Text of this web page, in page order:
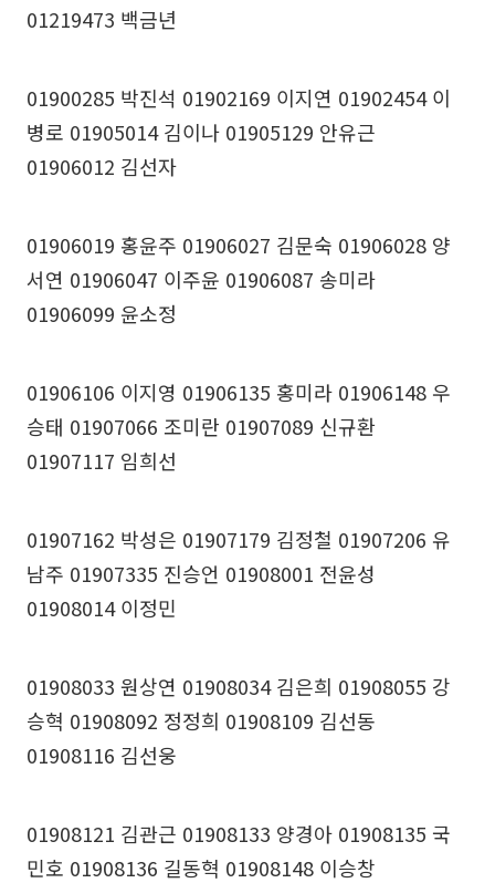
01219473 백금년
01900285 박진석 01902169 이지연 01902454 이
병로 01905014 김이나 01905129 안유근
01906012 김선자
01906019 홍윤주 01906027 김문숙 01906028 양
서연 01906047 이주윤 01906087 송미라
01906099 윤소정
01906106 이지영 01906135 홍미라 01906148 우
승태 01907066 조미란 01907089 신규환
01907117 임희선
01907162 박성은 01907179 김정철 01907206 유
남주 01907335 진승언 01908001 전윤성
01908014 이정민
01908033 원상연 01908034 김은희 01908055 강
승혁 01908092 정정희 01908109 김선동
01908116 김선웅
01908121 김관근 01908133 양경아 01908135 국
민호 01908136 길동혁 01908148 이승창